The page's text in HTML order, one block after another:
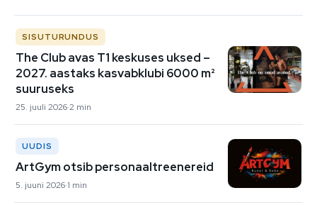
SISUTURUNDUS
The Club avas T1 keskuses uksed –
2027. aastaks kasvabklubi 6000 m²
suuruseks
25. juuli 20262 min
UUDIS
ArtGym otsib personaaltreenereid
5. juuni 2026 1 min